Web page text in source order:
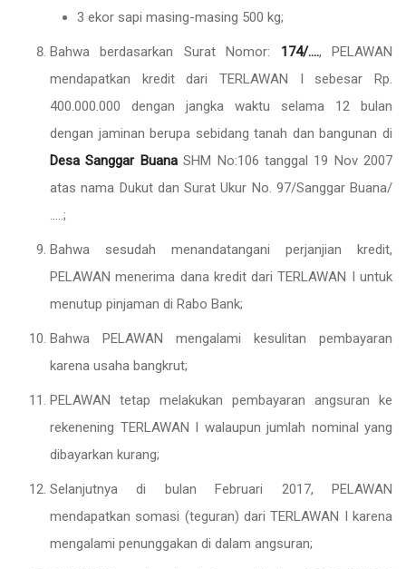
3 ekor sapi masing-masing 500 kg;
Bahwa berdasarkan Surat Nomor: 174/…., PELAWAN
mendapatkan kredit dari TERLAWAN I sebesar Rp.
400.000.000 dengan jangka waktu selama 12 bulan
dengan jaminan berupa sebidang tanah dan bangunan di
Desa Sanggar BuanaSHM No:106 tanggal 19 Nov 2007
atas nama Dukut dan Surat Ukur No. 97/Sanggar Buana/
…..;
Bahwa sesudah menandatangani perjanjian kredit,
PELAWAN menerima dana kredit dari TERLAWAN I untuk
menutup pinjaman di Rabo Bank;
Bahwa PELAWAN mengalami kesulitan pembayaran
karena usaha bangkrut;
PELAWAN tetap melakukan pembayaran angsuran ke
rekenening TERLAWAN I walaupun jumlah nominal yang
dibayarkan kurang;
Selanjutnya di bulan Februari 2017, PELAWAN
mendapatkan somasi (teguran) dari TERLAWAN I karena
mengalami penunggakan di dalam angsuran;